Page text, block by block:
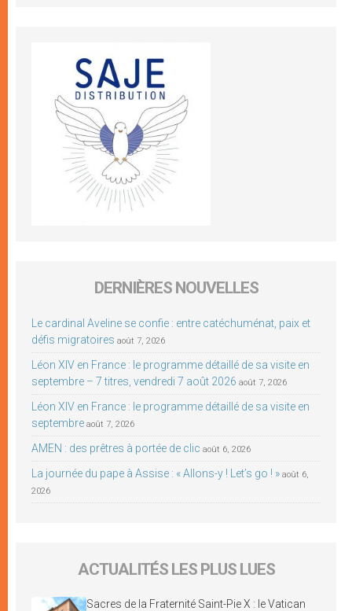
DERNIÈRES NOUVELLES
Le cardinal Aveline se confie : entre catéchuménat, paix et
défis migratoires août 7, 2026
Léon XIV en France : le programme détaillé de sa visite en
septembre – 7 titres, vendredi 7 août 2026 août 7, 2026
Léon XIV en France : le programme détaillé de sa visite en
septembre août 7, 2026
AMEN : des prêtres à portée de clic août 6, 2026
La journée du pape à Assise : « Allons-y ! Let’s go ! » août 6,
2026
ACTUALITÉS LES PLUS LUES
Sacres de la Fraternité Saint-Pie X : le Vatican